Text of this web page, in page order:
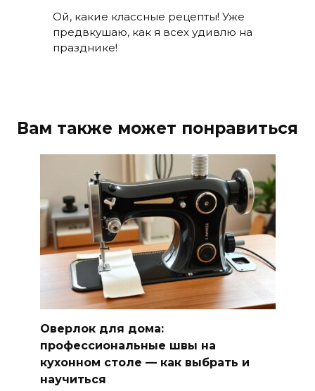
Ой, какие классные рецепты! Уже
предвкушаю, как я всех удивлю на
празднике!
Вам также может понравиться
Оверлок для дома:
профессиональные швы на
кухонном столе — как выбрать и
научиться